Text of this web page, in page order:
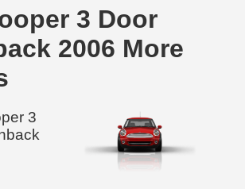
3 Door
2006 More